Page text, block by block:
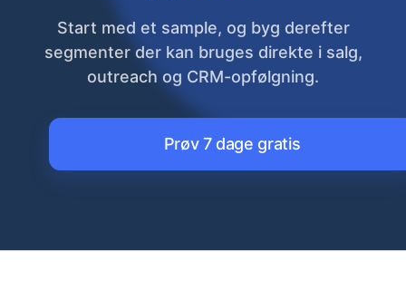
Start med et sample, og byg derefter
segmenter der kan bruges direkte i salg,
outreach og CRM-opfølgning.
Prøv 7 dage gratis